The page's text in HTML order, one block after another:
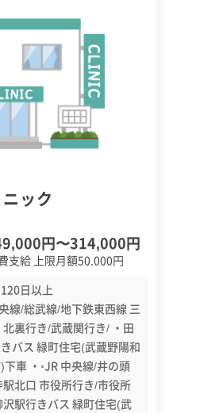
ック
円〜314,000円
支給 上限月額50,000円
日以上
線/総武線/地下鉄東西線 三
北裏行き/武蔵関行き/ ・田
バス 緑町住宅(武蔵野陽和
下車 ・◦JR 中央線/井の頭
北口 市役所行き/市役所
沢駅行きバス 緑町住宅(武